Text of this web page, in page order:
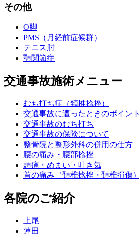
その他
O脚
PMS（月経前症候群）
テニス肘
顎関節症
交通事故施術メニュー
むち打ち症（頚椎捻挫）
交通事故に遭ったときのポイント
交通事故のむち打ち
交通事故の保険について
整骨院と整形外科の併用の仕方
腰の痛み・腰部捻挫
頭痛・めまい・吐き気
首の痛み（頚椎捻挫・頚椎損傷）
各院のご紹介
上尾
蓮田